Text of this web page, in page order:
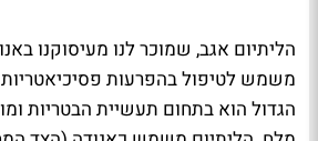
הליתיום אגב, שמוכר לנו מעיסוקנו
משמש לטיפול בהפרעות
הגדול הוא בתחום תעשיית הבטריות